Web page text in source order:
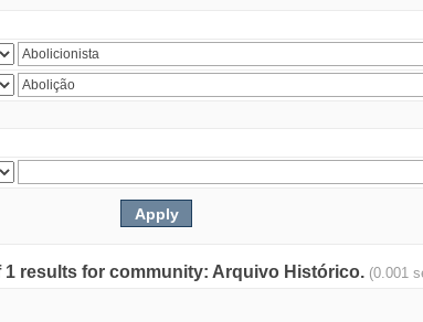
1 results for community: Arquivo Histórico. (0.001